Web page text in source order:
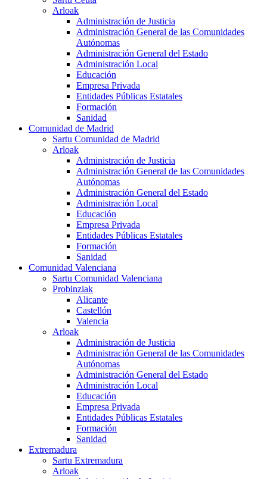
Arloak
Administración de Justicia
Administración General de las Comunidades
Autónomas
Administración General del Estado
Administración Local
Educación
Empresa Privada
Entidades Públicas Estatales
Formación
Sanidad
Comunidad de Madrid
Sartu Comunidad de Madrid
Arloak
Administración de Justicia
Administración General de las Comunidades
Autónomas
Administración General del Estado
Administración Local
Educación
Empresa Privada
Entidades Públicas Estatales
Formación
Sanidad
Comunidad Valenciana
Sartu Comunidad Valenciana
Probinziak
Alicante
Castellón
Valencia
Arloak
Administración de Justicia
Administración General de las Comunidades
Autónomas
Administración General del Estado
Administración Local
Educación
Empresa Privada
Entidades Públicas Estatales
Formación
Sanidad
Extremadura
Sartu Extremadura
Arloak